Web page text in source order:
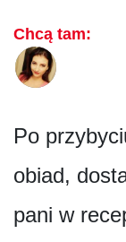
Chcą tam:
Po
obiad,
pani w